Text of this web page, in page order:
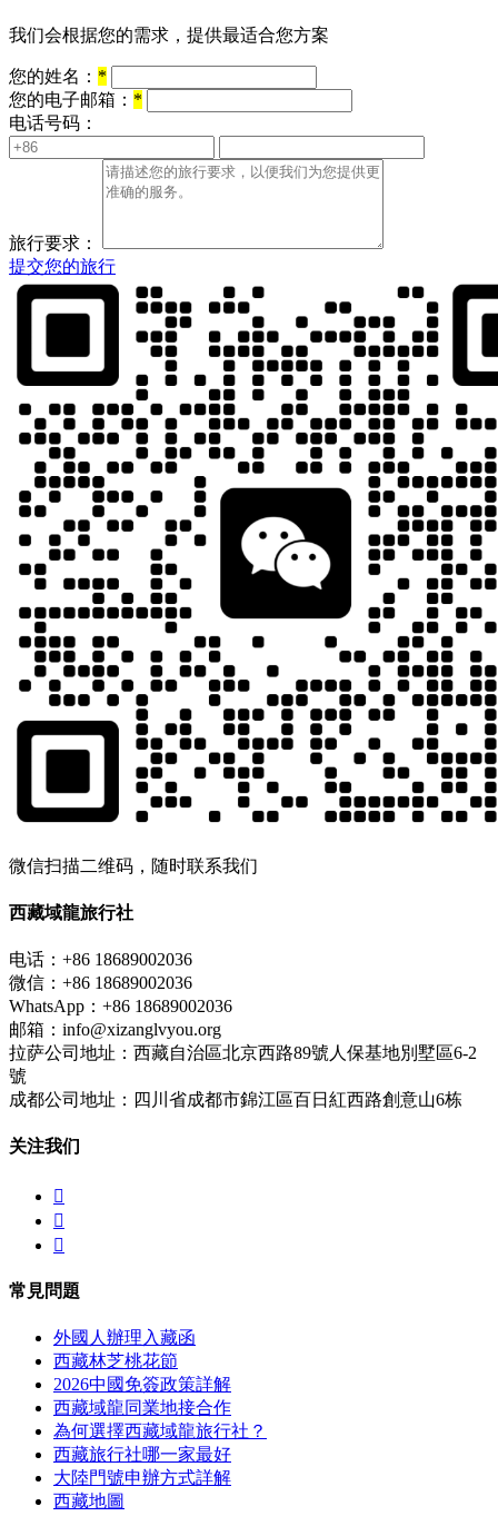
我们会根据您的需求，提供最适合您方案
您的姓名： *
您的电子邮箱： *
电话号码：
旅行要求：
提交您的旅行
微信扫描二维码，随时联系我们
西藏域龍旅行社
电话：+86 18689002036
微信：+86 18689002036
WhatsApp：+86 18689002036
邮箱：info@xizanglvyou.org
拉萨公司地址：西藏自治區北京西路89號人保基地別墅區6-2
號
成都公司地址：四川省成都市錦江區百日紅西路創意山6栋
关注我们



常見問題
外國人辦理入藏函
西藏林芝桃花節
2026中國免簽政策詳解
西藏域龍同業地接合作
為何選擇西藏域龍旅行社？
西藏旅行社哪一家最好
大陸門號申辦方式詳解
西藏地圖